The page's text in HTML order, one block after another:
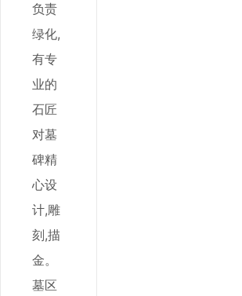
负责
绿化,
有专
业的
石匠
对墓
碑精
心设
计,雕
刻,描
金。
墓区